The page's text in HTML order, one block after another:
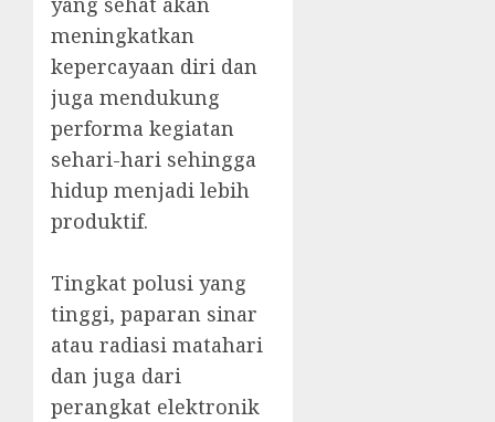
meningkatkan
kepercayaan diri dan
juga mendukung
performa kegiatan
sehari-hari sehingga
hidup menjadi lebih
produktif.
Tingkat polusi yang
tinggi, paparan sinar
atau radiasi matahari
dan juga dari
perangkat elektronik